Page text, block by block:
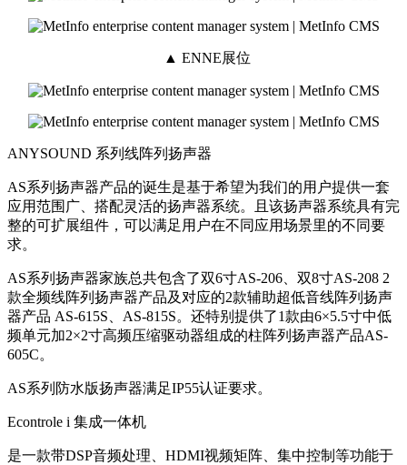
▲ ENNE展位
ANYSOUND 系列线阵列扬声器
AS系列扬声器产品的诞生是基于希望为我们的用户提供一套
应用范围广、搭配灵活的扬声器系统。且该扬声器系统具有完
整的可扩展组件，可以满足用户在不同应用场景里的不同要
求。
AS系列扬声器家族总共包含了双6寸AS-206、双8寸AS-208 2
款全频线阵列扬声器产品及对应的2款辅助超低音线阵列扬声
器产品 AS-615S、AS-815S。还特别提供了1款由6×5.5寸中低
频单元加2×2寸高频压缩驱动器组成的柱阵列扬声器产品AS-
605C。
AS系列防水版扬声器满足IP55认证要求。
Econtrole i 集成一体机
是一款带DSP音频处理、HDMI视频矩阵、集中控制等功能于